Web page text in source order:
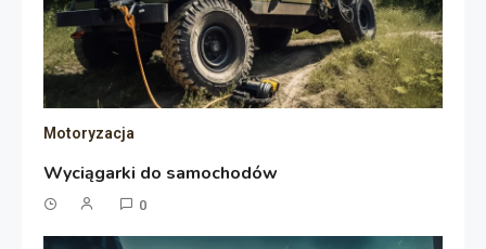
Motoryzacja
Wyciągarki do samochodów
0